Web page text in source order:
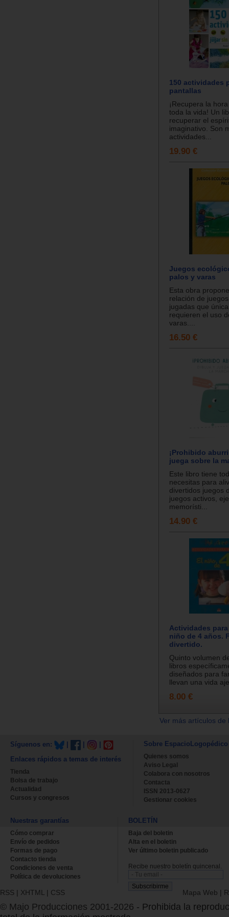
150 actividades
pantallas
¡Recupera la
toda la vida! Un
recuperar el
imaginativo. Son
actividades...
19.90 €
Juegos
palos y varas
Esta obra
relación de
jugadas que
requieren el uso
varas....
16.50 €
¡Prohibido
juega sobre la
Este libro tiene
necesitas para
divertidos juegos
juegos activos,
memorísti...
14.90 €
Actividades
niño de 4 años.
divertido.
Quinto volumen
libros
diseñados para
llevan una vida
8.00 €
Ver más artículos
Síguenos en:
Enlaces rápidos a temas de interés
Tienda
Bolsa de trabajo
Actualidad
Cursos y congresos
Sobre EspacioLogopédico
Quienes somos
Aviso Legal
Colabora con nosotros
Contacta
ISSN 2013-0627
Gestionar cookies
Nuestras garantías
Cómo comprar
Envío de pedidos
Formas de pago
Contacto tienda
Condiciones de venta
Política de devoluciones
BOLETÍN
Baja del boletin
Alta en el boletin
Ver último boletin publicado
Recibe nuestro boletín quincenal.
RSS | XHTML | CSS Mapa Web |
© Majo Producciones 2001-2026 - Prohibida la